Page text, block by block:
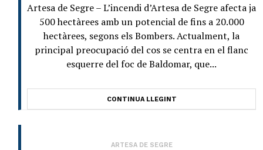
Artesa de Segre – L’incendi d’Artesa de Segre afecta ja
500 hectàrees amb un potencial de fins a 20.000
hectàrees, segons els Bombers. Actualment, la
principal preocupació del cos se centra en el flanc
esquerre del foc de Baldomar, que...
CONTINUA LLEGINT
ARTESA DE SEGRE